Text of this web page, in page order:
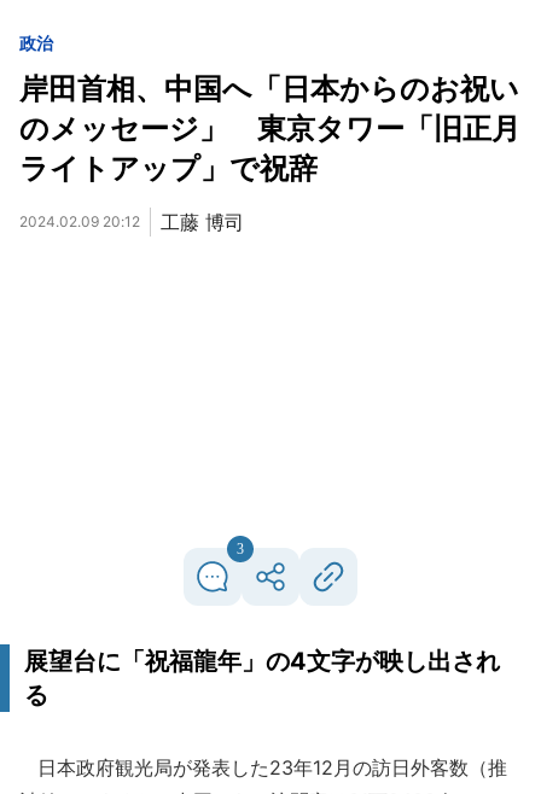
政治
岸田首相、中国へ「日本からのお祝い
のメッセージ」 東京タワー「旧正月
ライトアップ」で祝辞
2024.02.09 20:12 工藤 博司
3
展望台に「祝福龍年」の4文字が映し出され
る
日本政府観光局が発表した23年12月の訪日外客数（推